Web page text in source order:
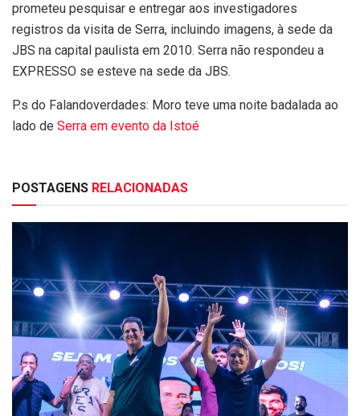
prometeu pesquisar e entregar aos investigadores
registros da visita de Serra, incluindo imagens, à sede da
JBS na capital paulista em 2010. Serra não respondeu a
EXPRESSO se esteve na sede da JBS.
P.s do Falandoverdades: Moro teve uma noite badalada ao
lado de Serra em evento da Istoé
POSTAGENS RELACIONADAS